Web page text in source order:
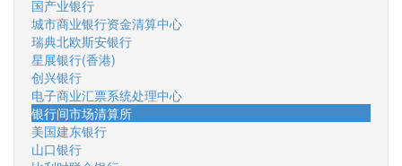
国产业银行
城市商业银行资金清算中心
瑞典北欧斯安银行
星展银行(香港)
创兴银行
电子商业汇票系统处理中心
银行间市场清算所
美国建东银行
山口银行